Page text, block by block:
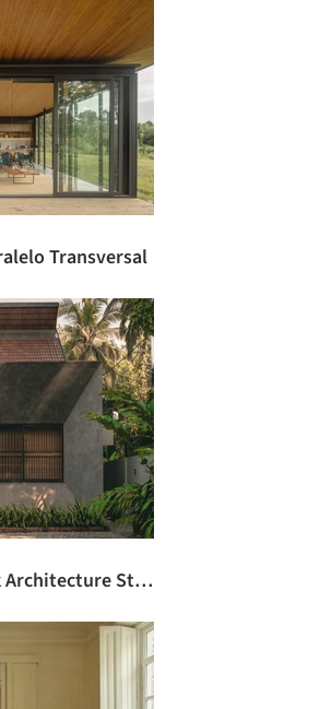
Transversal
Residência Antara / Ark Architecture Studio